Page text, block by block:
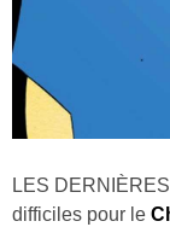
LES
difficiles pour le